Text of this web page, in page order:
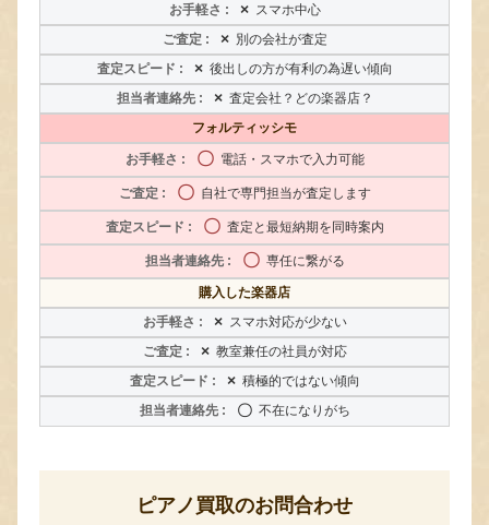
× スマホ中心
× 別の会社が査定
× 後出しの方が有利の為遅い傾向
× 査定会社？どの楽器店？
フォルティッシモ
〇 電話・スマホで入力可能
〇 自社で専門担当が査定します
〇 査定と最短納期を同時案内
〇 専任に繋がる
購入した楽器店
× スマホ対応が少ない
× 教室兼任の社員が対応
× 積極的ではない傾向
〇 不在になりがち
ピアノ買取のお問合わせ